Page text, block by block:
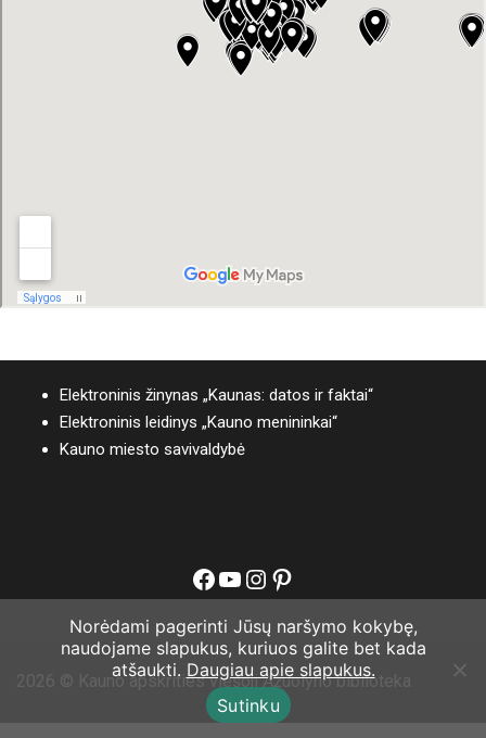
Elektroninis žinynas „Kaunas: datos ir faktai“
Elektroninis leidinys „Kauno menininkai“
Kauno miesto savivaldybė
Facebook
YouTube
Instagram
Pinterest
2026 © Kauno apskrities viešoji Ąžuolyno biblioteka
Norėdami pagerinti Jūsų naršymo kokybę,
naudojame slapukus, kuriuos galite bet kada
atšaukti. Daugiau apie slapukus.
Sutinku